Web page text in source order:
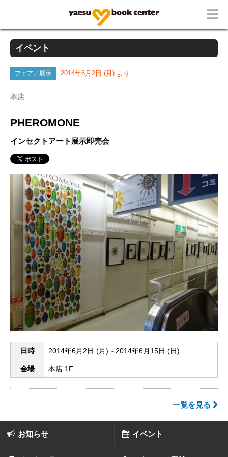
イベント
フェア／展示 2014年6月2日 (月) より
本店
PHEROMONE
インセクトアート展示即売会
日時 2014年6月2日 (月)～2014年6月15日 (日)
会場 本店 1F
一覧を見る
お知らせ イベント